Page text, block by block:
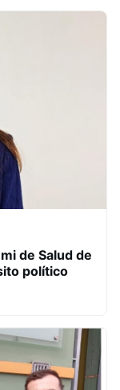
de Salud de
político